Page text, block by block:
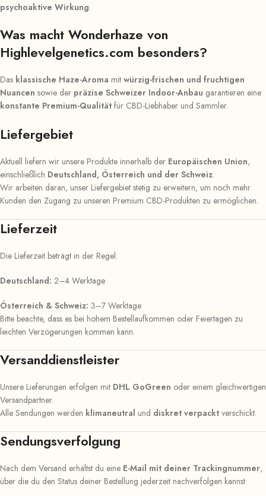
psychoaktive Wirkung.
Was macht Wonderhaze von
Highlevelgenetics.com besonders?
Das klassische Haze-Aroma mit würzig-frischen und fruchtigen
Nuancen sowie der präzise Schweizer Indoor-Anbau garantieren eine
konstante Premium-Qualität für CBD-Liebhaber und Sammler.
Liefergebiet
Aktuell liefern wir unsere Produkte innerhalb der Europäischen Union,
einschließlich Deutschland, Österreich und der Schweiz.
Wir arbeiten daran, unser Liefergebiet stetig zu erweitern, um noch mehr
Kunden den Zugang zu unseren Premium CBD-Produkten zu ermöglichen.
Lieferzeit
Die Lieferzeit beträgt in der Regel:
Deutschland: 2–4 Werktage
Österreich & Schweiz: 3–7 Werktage
Bitte beachte, dass es bei hohem Bestellaufkommen oder Feiertagen zu
leichten Verzögerungen kommen kann.
Versanddienstleister
Unsere Lieferungen erfolgen mit DHL GoGreen oder einem gleichwertigen
Versandpartner.
Alle Sendungen werden klimaneutral und diskret verpackt verschickt.
Sendungsverfolgung
Nach dem Versand erhältst du eine E-Mail mit deiner Trackingnummer,
über die du den Status deiner Bestellung jederzeit nachverfolgen kannst.